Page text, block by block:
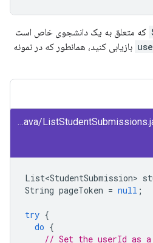
که متعلق به یک دانشجوی خاص است
بازیابی کنید، همانطور که در نمونه
class/snippets/src/main/java/ListStudentSubmissions.java
List<StudentSubmission>
String pageToken = null ;
try {
do {
// Set the userId as a